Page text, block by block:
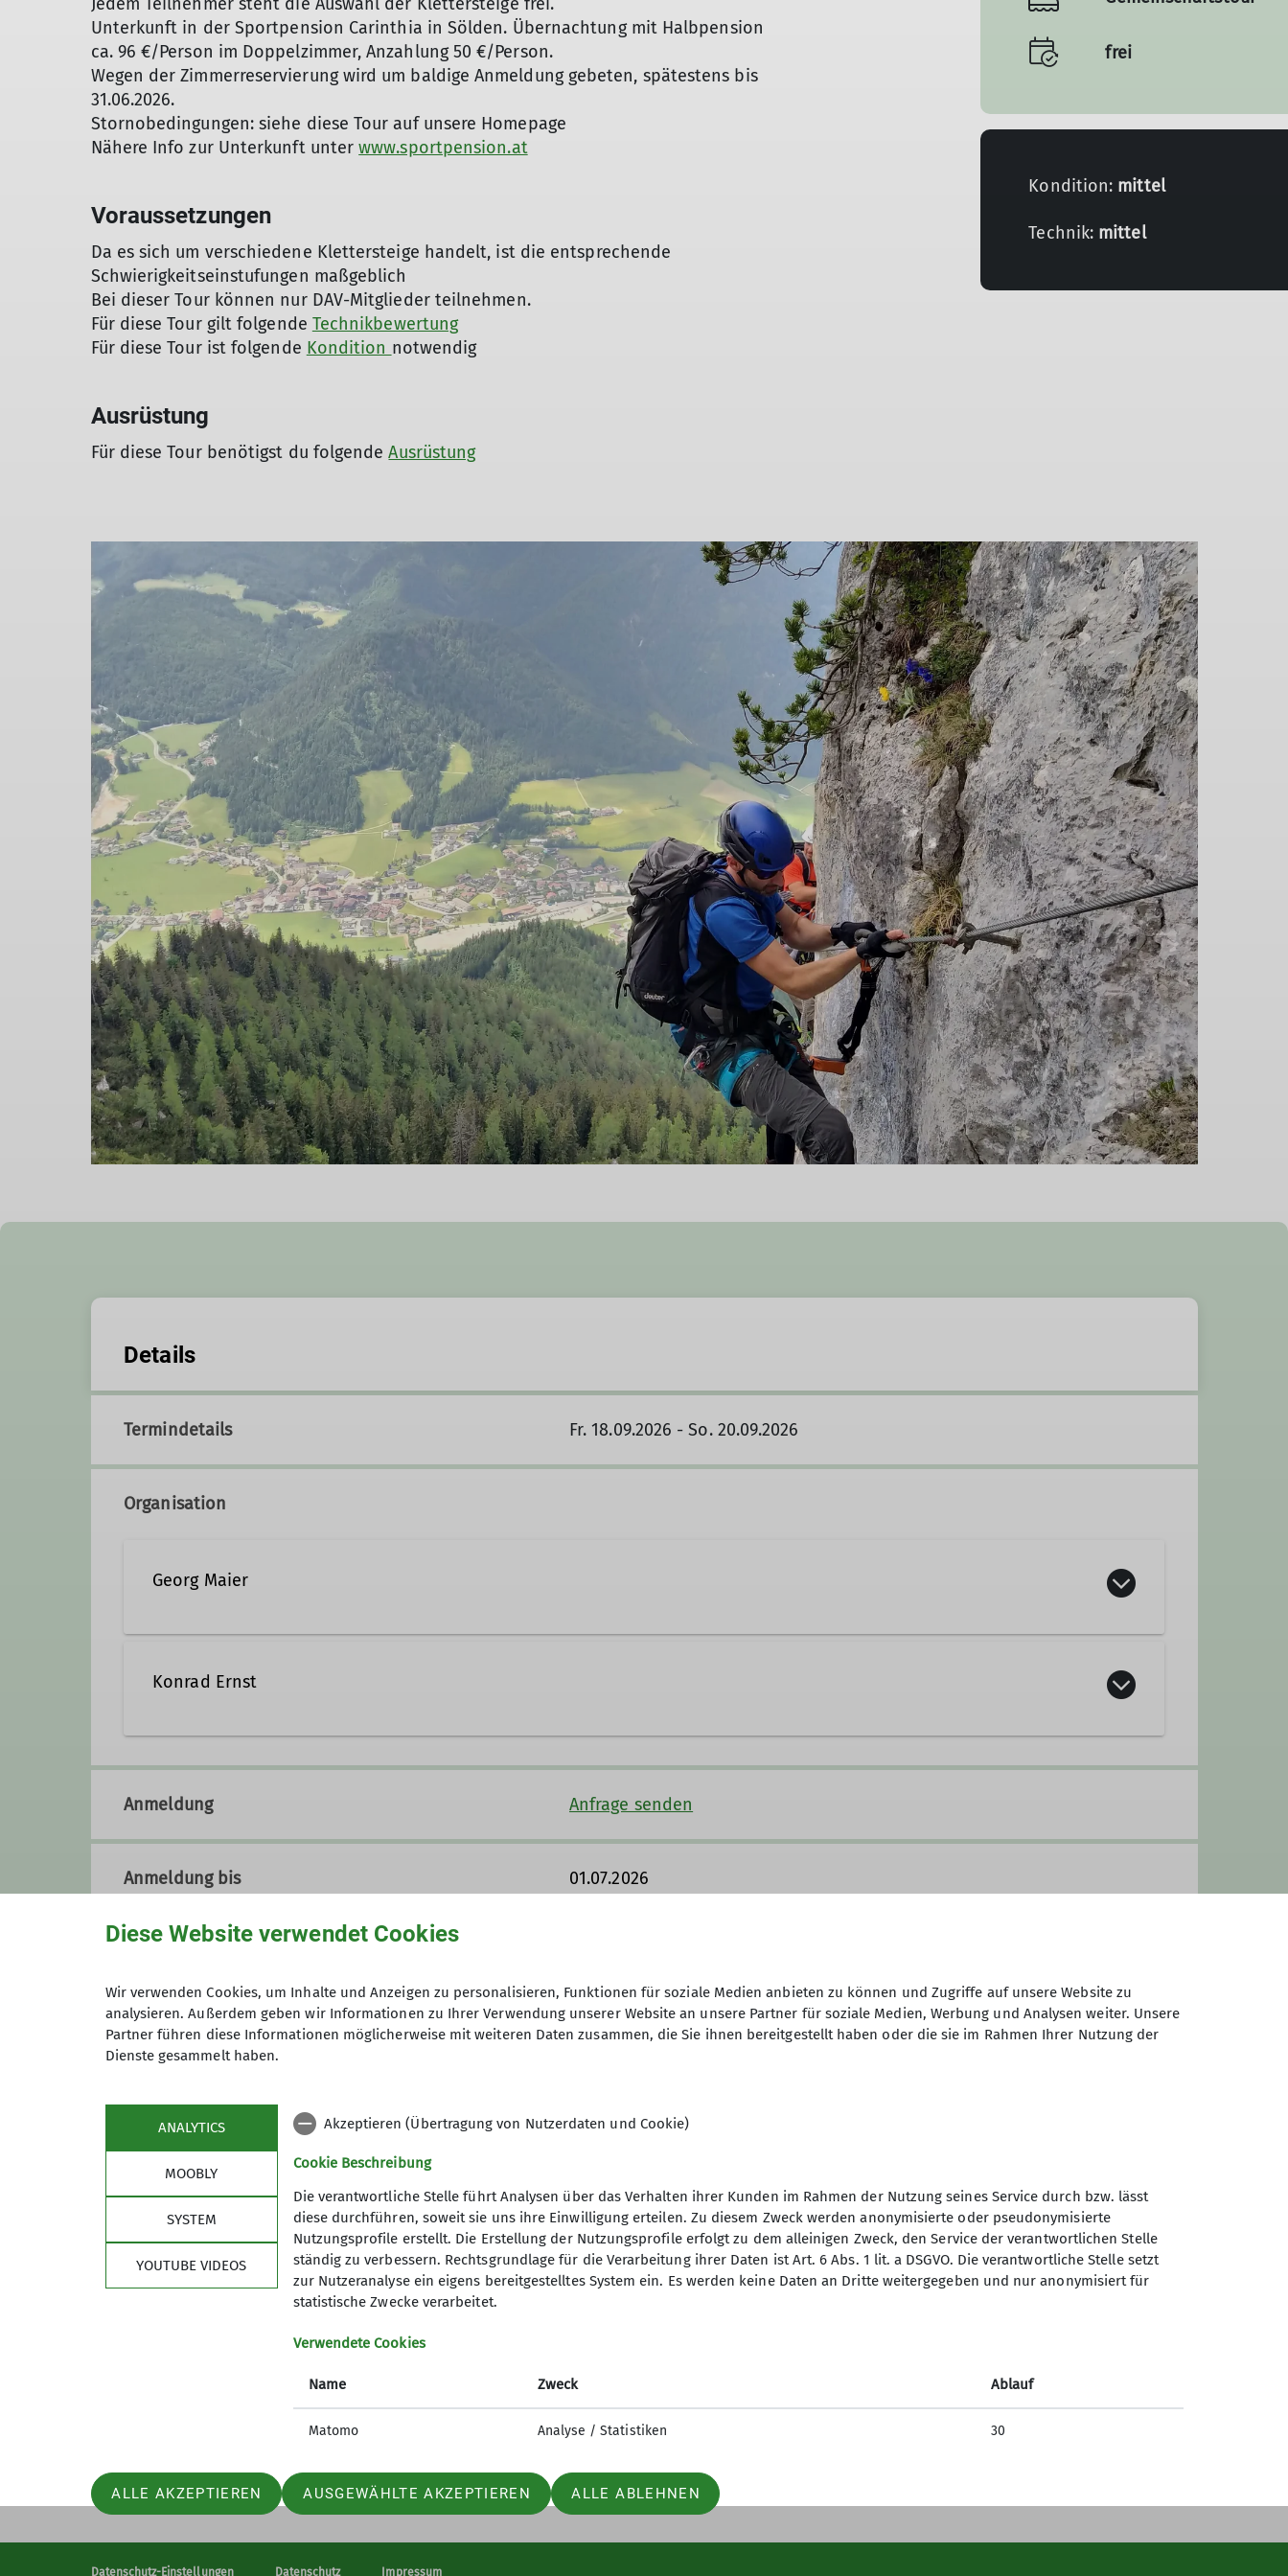
Unterkunft in der Sportpension Carinthia in Sölden. Übernachtung mit Halbpension
ca. 96 €/Person im Doppelzimmer, Anzahlung 50 €/Person.
Wegen der Zimmerreservierung wird um baldige Anmeldung gebeten, spätestens bis
31.06.2026.
Stornobedingungen: siehe diese Tour auf unsere Homepage
Nähere Info zur Unterkunft unterwww.sportpension.at
Voraussetzungen
Da es sich um verschiedene Klettersteige handelt, ist die entsprechende
Schwierigkeitseinstufungen maßgeblich
Bei dieser Tour können nur DAV-Mitglieder teilnehmen.
Für diese Tour gilt folgende Technikbewertung
Für diese Tour ist folgende Kondition notwendig
Ausrüstung
Für diese Tour benötigst du folgendeAusrüstung
frei
Kondition: mittel
Technik: mittel
Details
Termindetails Fr. 18.09.2026 - So. 20.09.2026
Organisation
Georg Maier
Qualifikationen Ämter
Konrad Ernst
Qualifikationen
Trainer C Bergsteigen
Ämter
Anmeldung Anfrage senden
Anmeldung bis 01.07.2026
Maximale Teilnehmeranzahl
Sektion
Internes
Bundesverband
Versicherungen
DAV Panorama
Service
Sektion Dingolfing des
Deutschen Alpenvereins e.V.
Datenschutz-Einstellungen Datenschutz Impressum
Diese Website verwendet Cookies
Wir verwenden Cookies, um Inhalte und Anzeigen zu personalisieren, Funktionen für soziale Medien anbieten zu können und Zugriffe auf unsere Website zu
analysieren. Außerdem geben wir Informationen zu Ihrer Verwendung unserer Website an unsere Partner für soziale Medien, Werbung und Analysen weiter. Unsere
Partner führen diese Informationen möglicherweise mit weiteren Daten zusammen, die Sie ihnen bereitgestellt haben oder die sie im Rahmen Ihrer Nutzung der
Dienste gesammelt haben.
ANALYTICS
MOOBLY
SYSTEM
YOUTUBE VIDEOS
Akzeptieren (Übertragung von Nutzerdaten und Cookie)
Cookie Beschreibung
Die verantwortliche Stelle führt Analysen über das Verhalten ihrer Kunden im Rahmen der Nutzung seines Service durch bzw. lässt
diese durchführen, soweit sie uns ihre Einwilligung erteilen. Zu diesem Zweck werden anonymisierte oder pseudonymisierte
Nutzungsprofile erstellt. Die Erstellung der Nutzungsprofile erfolgt zu dem alleinigen Zweck, den Service der verantwortlichen Stelle
ständig zu verbessern. Rechtsgrundlage für die Verarbeitung ihrer Daten ist Art. 6 Abs. 1 lit. a DSGVO. Die verantwortliche Stelle setzt
zur Nutzeranalyse ein eigens bereitgestelltes System ein. Es werden keine Daten an Dritte weitergegeben und nur anonymisiert für
statistische Zwecke verarbeitet.
Verwendete Cookies
Name Zweck Ablauf
Matomo Analyse / Statistiken 30
ALLE AKZEPTIEREN AUSGEWÄHLTE AKZEPTIEREN ALLE ABLEHNEN